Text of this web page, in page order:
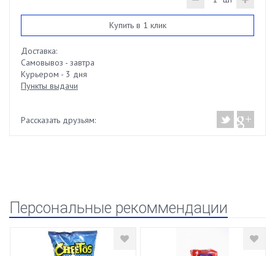
Купить в 1 клик
Доставка:
Самовывоз - завтра
Курьером - 3 дня
Пункты выдачи
Рассказать друзьям:
Персональные рекоммендации